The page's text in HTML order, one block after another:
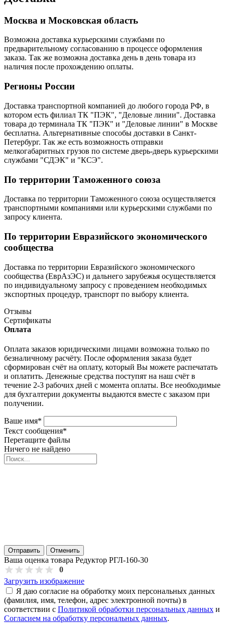
Москва и Московская область
Возможна доставка курьерскими службами по
предварительному согласованию в процессе оформления
заказа. Так же возможна доставка день в день товара из
наличия после прохождению оплаты.
Регионы России
Доставка транспортной компанией до любого города РФ, в
котором есть филиал ТК "ПЭК", "Деловые линии". Доставка
товара до терминала ТК "ПЭК" и "Деловые линии" в Москве
бесплатна. Альтернативные способы доставки в Санкт-
Петербург. Так же есть возможность отправки
мелкогабаритных грузов по системе дверь-дверь курьерскими
службами "СДЭК" и "КСЭ".
По территории Таможенного союза
Доставка по территории Таможенного союза осуществляется
транспортными компаниями или курьерскими службами по
запросу клиента.
По территории Евразийского экономического
сообщества
Доставка по территории Евразийского экономического
сообщества (ЕврАзЭС) и дальнего зарубежья осуществляется
по индивидуальному запросу с проведением необходимых
экспортных процедур, транспорт по выбору клиента.
Отзывы
Сертификаты
Оплата
Оплата заказов юридическими лицами возможна только по
безналичному расчёту. После оформления заказа будет
сформирован счёт на оплату, который Вы можете распечатать
и оплатить. Денежные средства поступят на наш счёт в
течение 2-3 рабочих дней с момента оплаты. Все необходимые
для бухгалтерии документы выдаются вместе с заказом при
получении.
Ваше имя*
Текст сообщения*
Перетащите файлы
Ничего не найдено
Отправить Отменить
Ваша оценка товара Редуктор РГЛ-160-30
0
Загрузить изображение
Я даю согласие на обработку моих персональных данных
(фамилия, имя, телефон, адрес электронной почты) в
соответствии с Политикой обработки персональных данных и
Согласием на обработку персональных данных.